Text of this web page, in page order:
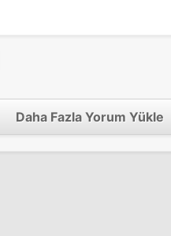
Daha Fazla Yorum Yükle